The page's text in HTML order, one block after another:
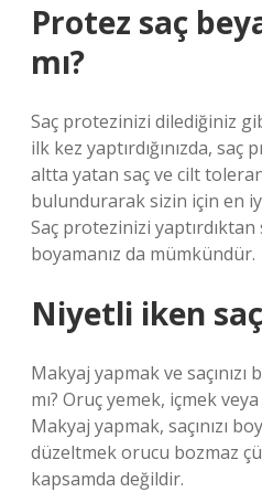
Protez saç
mı?
Saç protezinizi dilediğiniz
ilk kez yaptırdığınızda, saç
altta yatan saç ve cilt
bulundurarak sizin için en
Saç protezinizi
boyamanız da mümkündür.
Niyetli iken
Makyaj yapmak ve
mı? Oruç yemek, içmek
Makyaj yapmak, saçınızı
düzeltmek orucu bozmaz
kapsamda değildir.